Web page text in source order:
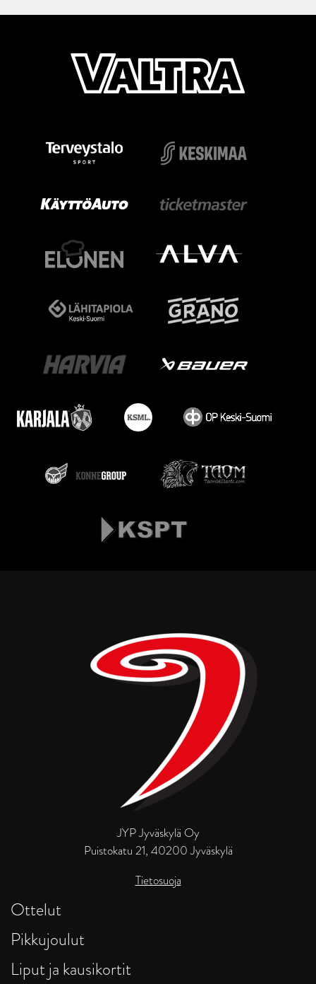
JYP Jyväskylä Oy
Puistokatu 21, 40200 Jyväskylä
Tietosuoja
Ottelut
Pikkujoulut
Liput ja kausikortit